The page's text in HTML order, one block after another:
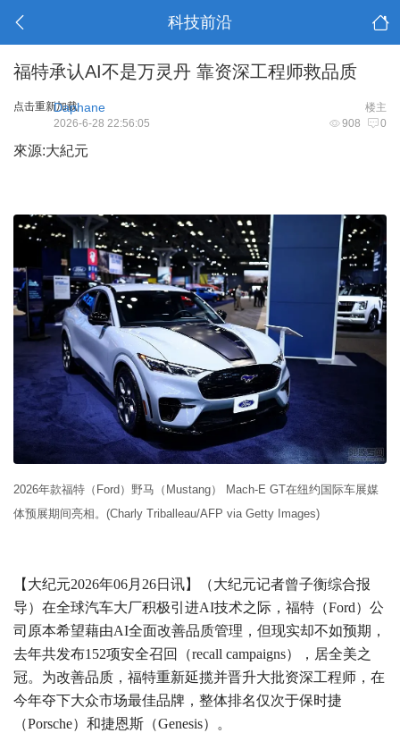
科技前沿
福特承认AI不是万灵丹 靠资深工程师救品质
点击重新加载 楼主
Daphane
908 0
2026-6-28 22:56:05
來源:大紀元
2026年款福特（Ford）野马（Mustang） Mach-E GT在纽约国际车展媒
体预展期间亮相。(Charly Triballeau/AFP via Getty Images)
【大纪元2026年06月26日讯】（大纪元记者曾子衡综合报
导）在全球汽车大厂积极引进AI技术之际，福特（Ford）公
司原本希望藉由AI全面改善品质管理，但现实却不如预期，
去年共发布152项安全召回（recall campaigns），居全美之
冠。为改善品质，福特重新延揽并晋升大批资深工程师，在
今年夺下大众市场最佳品牌，整体排名仅次于保时捷
（Porsche）和捷恩斯（Genesis）。